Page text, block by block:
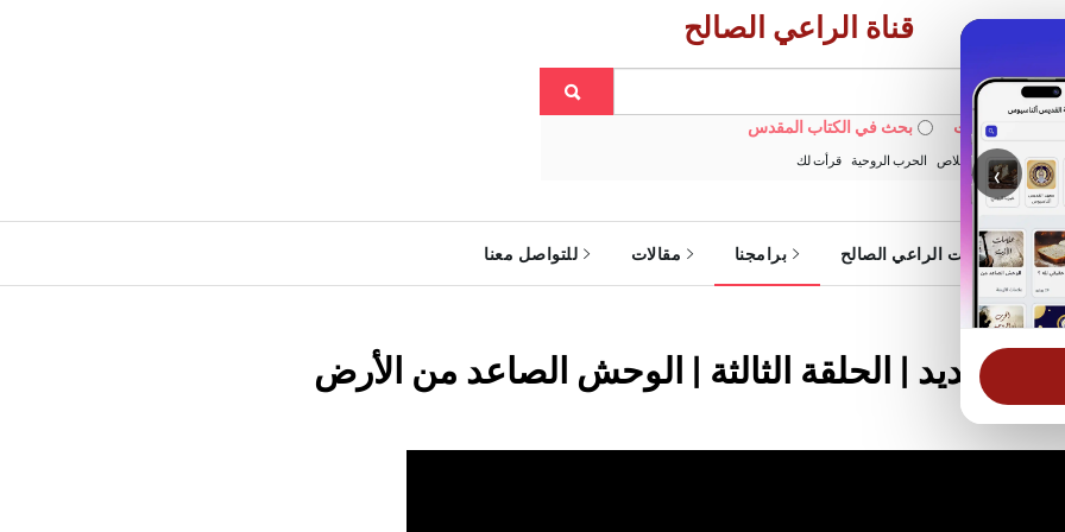
‹
قناة الراعي الصالح
في الويبسايت بحث في الكتاب المقدس
خبزنا اليومي الخلاص الحرب الروحية قرأت لك
خدمات الراعي الصالح برامجنا مقالات للتواصل معنا
الجديد | الحلقة الثالثة | الوحش الصاعد من الأرض